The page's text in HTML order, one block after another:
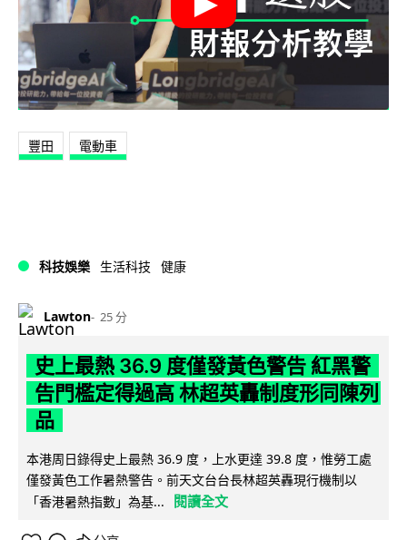
豐田 電動車
科技娛樂 生活科技 健康
Lawton 25 分
史上最熱 36.9 度僅發黃色警告 紅黑警
告門檻定得過高 林超英轟制度形同陳列
品
本港周日錄得史上最熱 36.9 度，上水更達 39.8 度，惟勞工處
僅發黃色工作暑熱警告。前天文台台長林超英轟現行機制以
「香港暑熱指數」為基...
閱讀全文